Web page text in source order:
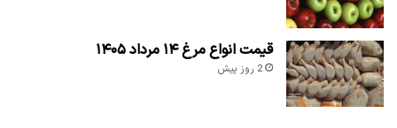
قیمت انواع مرغ ۱۴ مرداد ۱۴۰۵
2 روز پیش